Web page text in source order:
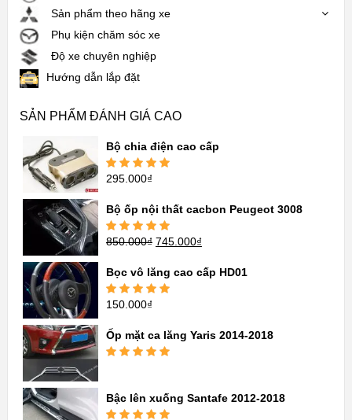
Sản phẩm theo hãng xe
Phụ kiện chăm sóc xe
Độ xe chuyên nghiệp
Hướng dẫn lắp đặt
SẢN PHẨM ĐÁNH GIÁ CAO
Bộ chia điện cao cấp
Được xếp
sao
295.000₫
Bộ ốp nội thất cacbon Peugeot 3008
Được xếp
850.000₫ 745.000₫
Bọc vô lăng cao cấp HD01
Được xếp
sao
150.000₫
Ốp mặt ca lăng Yaris 2014-2018
sao
Bậc lên xuống Santafe 2012-2018